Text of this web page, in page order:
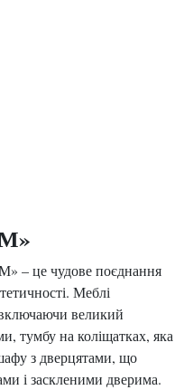
– це чудове поєднання
Меблі
включаючи великий
тумбу на коліщатках, яка
з дверцятами, що
і заскленими дверима.